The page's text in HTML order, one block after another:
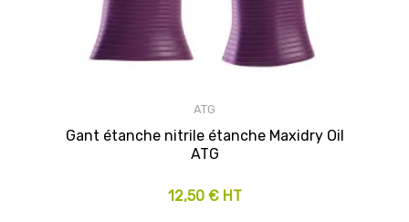
ATG
Gant étanche nitrile étanche Maxidry Oil
ATG
12,50 € HT